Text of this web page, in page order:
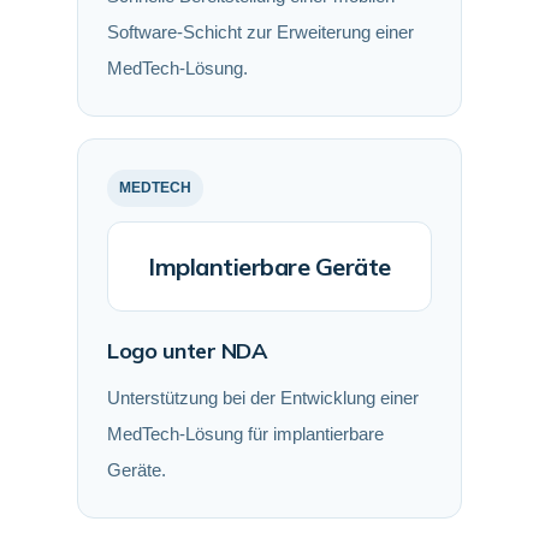
Software-Schicht zur Erweiterung einer
MedTech-Lösung.
MEDTECH
Implantierbare Geräte
Logo unter NDA
Unterstützung bei der Entwicklung einer
MedTech-Lösung für implantierbare
Geräte.